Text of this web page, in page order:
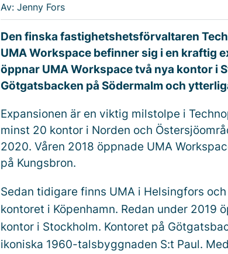
Av: Jenny Fors
Den finska fastighetshetsförvaltaren
UMA Workspace befinner sig i en kraftig
öppnar UMAWorkspacetvå nya kontor i
Götgatsbacken på Södermalm och
Expansionen är en viktig milstolpe i
minst 20 kontor i Norden och
2020. Våren 2018 öppnade UMA
på Kungsbron.
Sedan tidigare finns UMA i Helsingfors
kontoret i Köpenhamn. Redan under 2019
kontor i Stockholm. Kontoret på
ikoniska 1960-talsbyggnaden S:t Paul.